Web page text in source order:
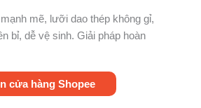
mẽ, lưỡi dao thép không gỉ,
bỉ, dễ vệ sinh. Giải pháp hoàn
cửa hàng Shopee